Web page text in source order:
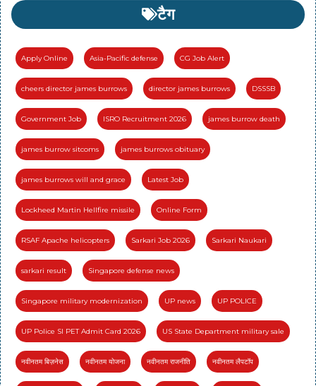
टैग
Apply Online Asia-Pacific defense CG Job Alert
cheers director james burrows director james burrows DSSSB
Government Job ISRO Recruitment 2026 james burrow death
james burrow sitcoms james burrows obituary
james burrows will and grace Latest Job
Lockheed Martin Hellfire missile Online Form
RSAF Apache helicopters Sarkari Job 2026 Sarkari Naukari
sarkari result Singapore defense news
Singapore military modernization UP news UP POLICE
UP Police SI PET Admit Card 2026 US State Department military sale
नवीनतम बिज़नेस नवीनतम योजना नवीनतम राजनीति नवीनतम लैपटॉप